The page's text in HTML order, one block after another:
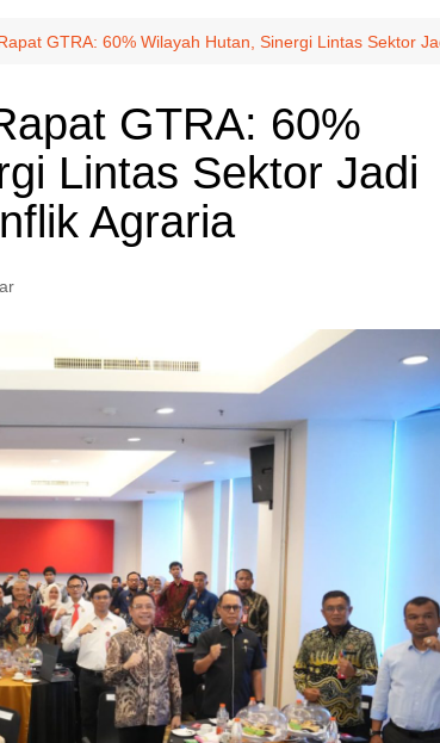
Vertikal
Pemilu
GTRA: 60% Wilayah Hutan, Sinergi Lintas Sektor
GTRA: 60%
Lintas Sektor Jadi
Agraria